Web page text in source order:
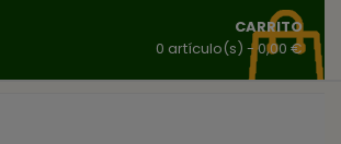
CARRITO
0 artículo(s) - 0,00 €